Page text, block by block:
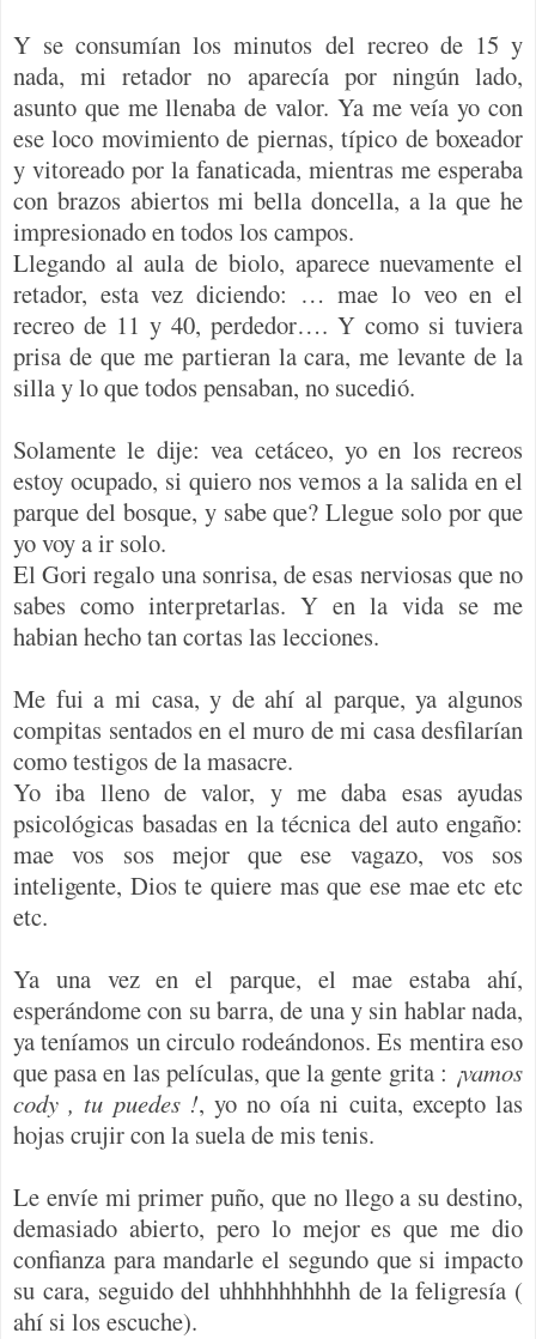
Y se consumían los minutos del recreo de 15 y
nada, mi retador no aparecía por ningún lado,
asunto que me llenaba de valor. Ya me veía yo con
ese loco movimiento de piernas, típico de boxeador
y vitoreado por la fanaticada, mientras me esperaba
con brazos abiertos mi bella doncella, a la que he
impresionado en todos los campos.
Llegando al aula de biolo, aparece nuevamente el
retador, esta vez diciendo: … mae lo veo en el
recreo de 11 y 40, perdedor…. Y como si tuviera
prisa de que me partieran la cara, me levante de la
silla y lo que todos pensaban, no sucedió.
Solamente le dije: vea cetáceo, yo en los recreos
estoy ocupado, si quiero nos vemos a la salida en el
parque del bosque, y sabe que? Llegue solo por que
yo voy a ir solo.
El Gori regalo una sonrisa, de esas nerviosas que no
sabes como interpretarlas. Y en la vida se me
habian hecho tan cortas las lecciones.
Me fui a mi casa, y de ahí al parque, ya algunos
compitas sentados en el muro de mi casa desfilarían
como testigos de la masacre.
Yo iba lleno de valor, y me daba esas ayudas
psicológicas basadas en la técnica del auto engaño:
mae vos sos mejor que ese vagazo, vos sos
inteligente, Dios te quiere mas que ese mae etc etc
etc.
Ya una vez en el parque, el mae estaba ahí,
esperándome con su barra, de una y sin hablar nada,
ya teníamos un circulo rodeándonos. Es mentira eso
que pasa en las películas, que la gente grita : ¡vamos
cody , tu puedes !, yo no oía ni cuita, excepto las
hojas crujir con la suela de mis tenis.
Le envíe mi primer puño, que no llego a su destino,
demasiado abierto, pero lo mejor es que me dio
confianza para mandarle el segundo que si impacto
su cara, seguido del uhhhhhhhhhh de la feligresía (
ahí si los escuche).